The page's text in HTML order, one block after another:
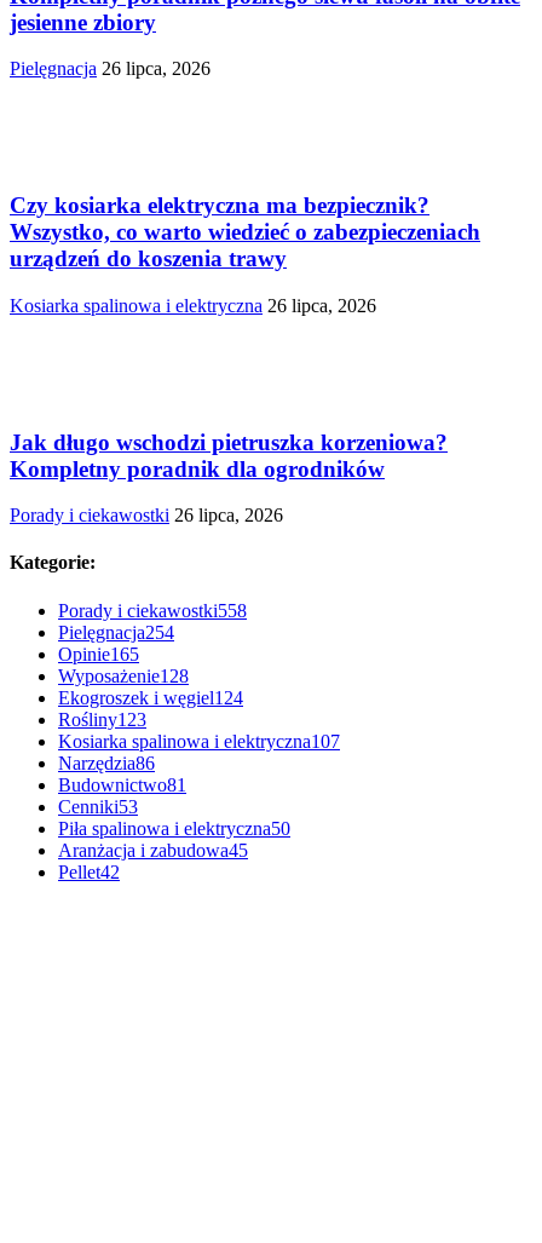
jesienne zbiory
Pielęgnacja 26 lipca, 2026
Czy kosiarka elektryczna ma bezpiecznik?
Wszystko, co warto wiedzieć o zabezpieczeniach
urządzeń do koszenia trawy
Kosiarka spalinowa i elektryczna 26 lipca, 2026
Jak długo wschodzi pietruszka korzeniowa?
Kompletny poradnik dla ogrodników
Porady i ciekawostki 26 lipca, 2026
Kategorie:
Porady i ciekawostki558
Pielęgnacja254
Opinie165
Wyposażenie128
Ekogroszek i węgiel124
Rośliny123
Kosiarka spalinowa i elektryczna107
Narzędzia86
Budownictwo81
Cenniki53
Piła spalinowa i elektryczna50
Aranżacja i zabudowa45
Pellet42